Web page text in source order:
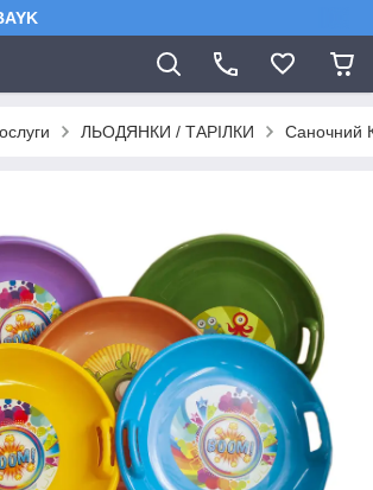
ЛЬОДЯНКИ / ТАРІЛКИ Саночний